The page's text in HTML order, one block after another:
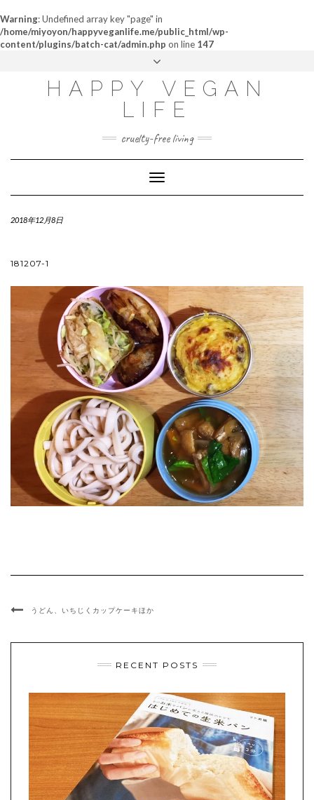
Warning: Undefined array key "page" in
/home/miyoyon/happyveganlife.me/public_html/wp-
content/plugins/batch-cat/admin.php on line 147
ABOUT
MY STORY
CONTACT
HAPPY VEGAN
LIFE
cruelty-free living
Toggle
Navigation
2018年12月8日
181207-1
うどん、いちじくカップケーキほか
RECENT POSTS